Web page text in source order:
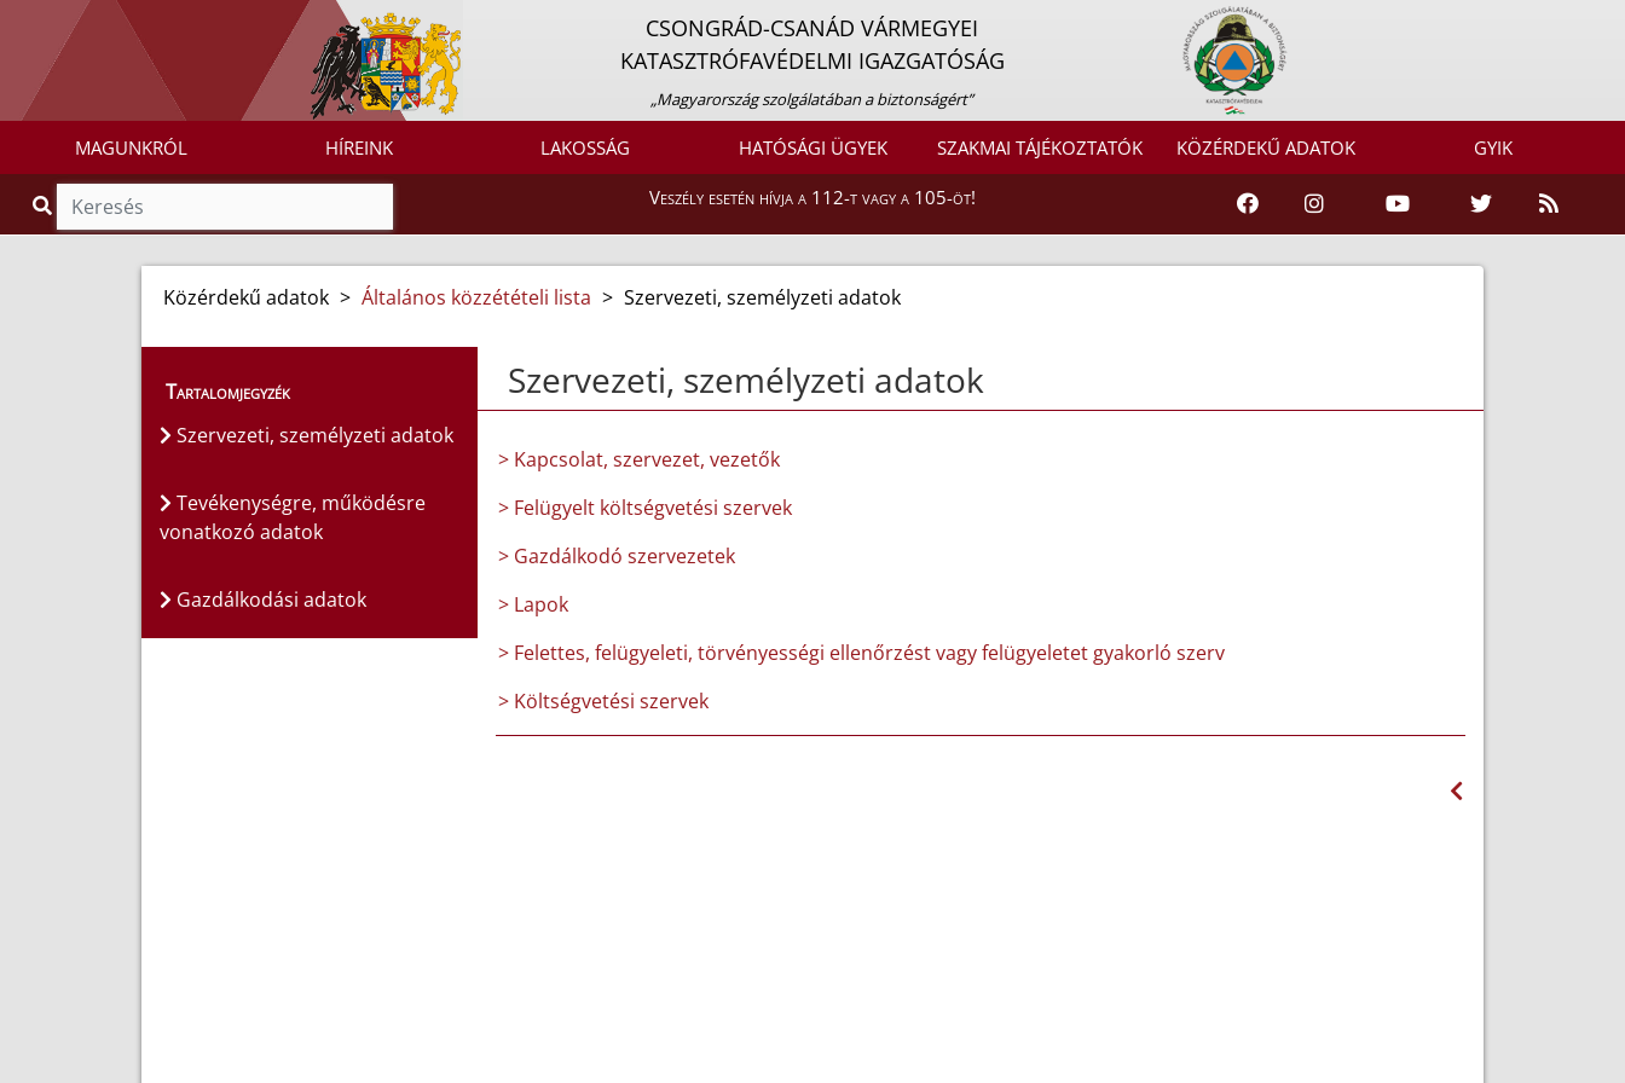
CSONGRÁD-CSANÁD VÁRMEGYEI
KATASZTRÓFAVÉDELMI IGAZGATÓSÁG
„Magyarország szolgálatában a biztonságért”
MAGUNKRÓL HÍREINK LAKOSSÁG HATÓSÁGI ÜGYEK SZAKMAI TÁJÉKOZTATÓK KÖZÉRDEKŰ ADATOK GYIK
Veszély esetén hívja a 112-t vagy a 105-öt!
Közérdekű adatok > Általános közzétételi lista > Szervezeti, személyzeti adatok
Tartalomjegyzék
Szervezeti, személyzeti adatok
Tevékenységre, működésre
vonatkozó adatok
Gazdálkodási adatok
Szervezeti, személyzeti adatok
> Kapcsolat, szervezet, vezetők
> Felügyelt költségvetési szervek
> Gazdálkodó szervezetek
> Lapok
> Felettes, felügyeleti, törvényességi ellenőrzést vagy felügyeletet gyakorló szerv
> Költségvetési szervek